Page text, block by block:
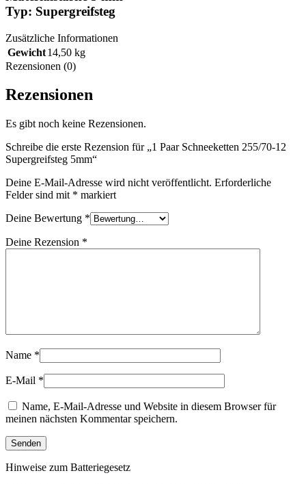
Typ: Supergreifsteg
Zusätzliche Informationen
Gewicht14,50 kg
Rezensionen (0)
Rezensionen
Es gibt noch keine Rezensionen.
Schreibe die erste Rezension für „1 Paar Schneeketten 255/70-12
Supergreifsteg 5mm“
Deine E-Mail-Adresse wird nicht veröffentlicht. Erforderliche
Felder sind mit * markiert
Deine Bewertung *
Deine Rezension *
Name *
E-Mail *
Name, E-Mail-Adresse und Website in diesem Browser für
meinen nächsten Kommentar speichern.
Hinweise zum Batteriegesetz